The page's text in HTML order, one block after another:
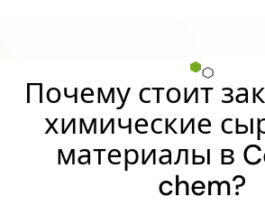
Почему стоит
химические
материалы в
chem?